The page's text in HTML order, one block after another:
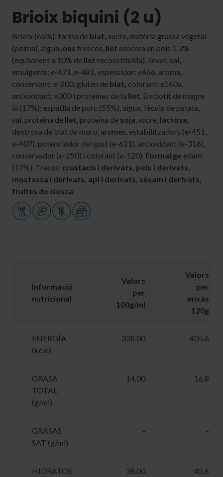
Brioix biquini (2 u)
Brioix (66%): farina de blat, sucre, matèria grassa vegetal
(palma), aigua, ous frescos, llet sencera en pols 1,3%
(equivalent a 10% de llet reconstituïda), llevat, sal,
emulgents: e-471, e-481, espessidor: e466, aroma,
conservant: e-200, gluten de blat, colorant: e160a,
antioxidant: e300 i proteïnes de la llet . Embotit de magre
iii (17%): espatlla de porc (55%), aigua, fècula de patata,
sal, proteïna de llet , proteïna de soja , sucre, lactosa
dextrosa de blat de moro, aromes, estabilitzadors (e-451,
e-407), potenciador del gust (e-621), antioxidant (e-316),
conservador (e-250) i colorant (e-120). Formatge edam
(17%). Traces: crustacis i derivats, peix i derivats,
mostassa i derivats, api i derivats, sèsam i derivats,
fruites de closca
Informació
nutricional
Valors
per
100g/ml
Valors
per
envàs
120g
ENERGÍA
(kcal)
338.00 405.6
GRASA
TOTAL
(g/ml)
14.00 16.8
GRASAS
SAT (g/ml)
- -
HIDRATOS
38.00 45.6